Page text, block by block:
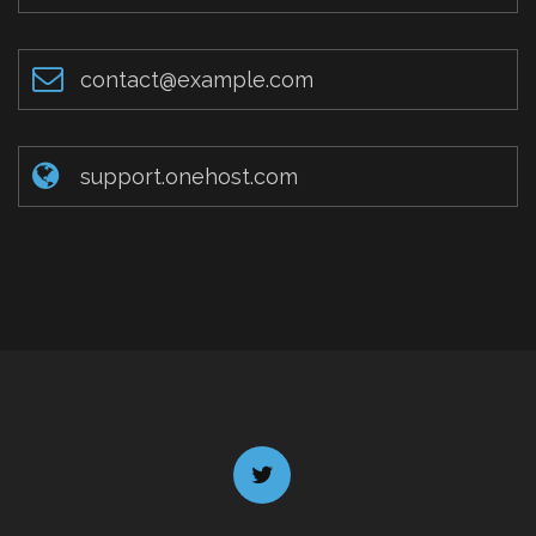
contact@example.com
support.onehost.com